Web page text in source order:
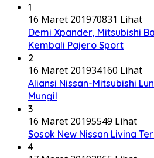
1
16 Maret 201970831 Lihat
Demi Xpander, Mitsubishi
Kembali Pajero Sport
2
16 Maret 201934160 Lihat
Aliansi Nissan-Mitsubishi
Mungil
3
16 Maret 20195549 Lihat
Sosok New Nissan Livina
4